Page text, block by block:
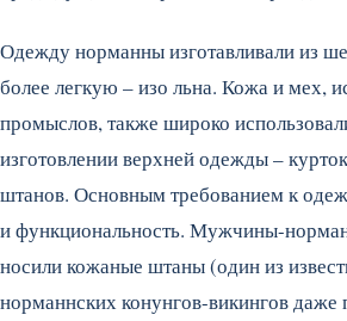
Одежду норманны изготавливали из
более легкую – изо льна. Кожа и мех,
промыслов, также широко
изготовлении верхней одежды –
штанов. Основным требованием к
и функциональность. Мужчины-
носили кожаные штаны (один из
норманнских конунгов-викингов даже